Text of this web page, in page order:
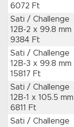
6072 Ft
Sati / Challenge
12B-2 x 99.8 mm
9384 Ft
Sati / Challenge
12B-3 x 99.8 mm
15817 Ft
Sati / Challenge
12B-1 x 105.5 mm
6811 Ft
Sati / Challenge